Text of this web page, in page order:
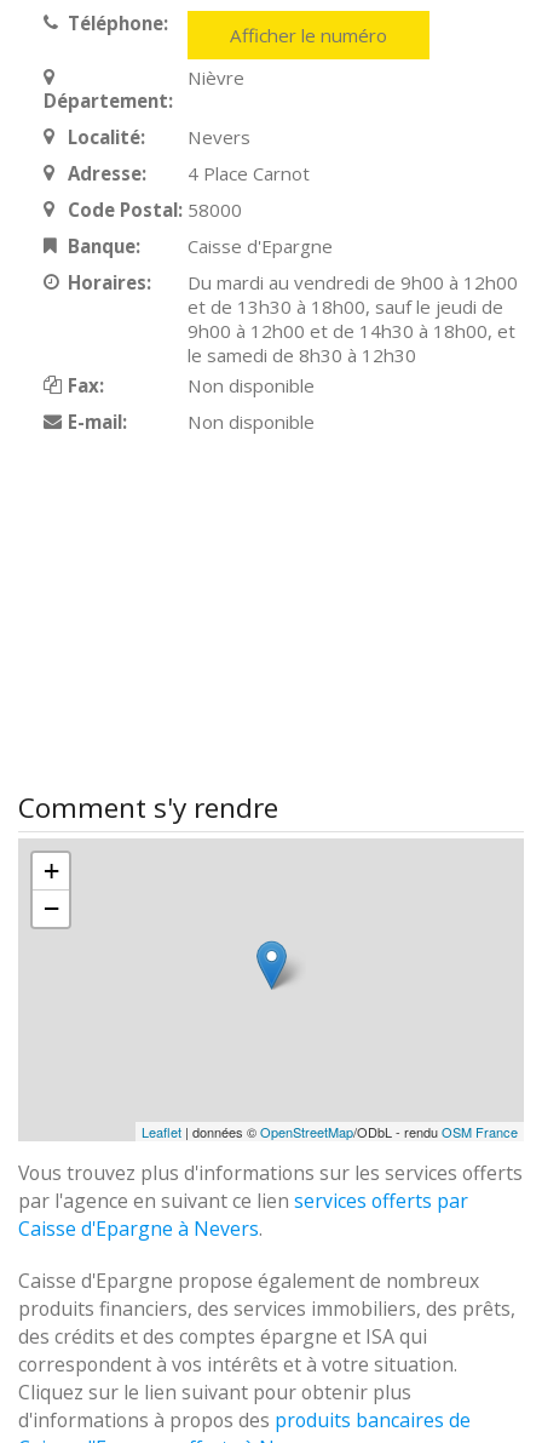
Téléphone: Afficher le numéro
Département:
Nièvre
Localité:
Nevers
Adresse:
4 Place Carnot
Code Postal: 58000
Banque:
Caisse d'Epargne
Horaires:
Du mardi au vendredi de 9h00 à 12h00
et de 13h30 à 18h00, sauf le jeudi de
9h00 à 12h00 et de 14h30 à 18h00, et
le samedi de 8h30 à 12h30
Fax:
Non disponible
E-mail:
Non disponible
Comment s'y rendre
+
−
Leaflet | données ©OpenStreetMap/ODbL - renduOSM France
Vous trouvez plus d'informations sur les services offerts
par l'agence en suivant ce lien services offerts par
Caisse d'Epargne à Nevers.
Caisse d'Epargne propose également de nombreux
produits financiers, des services immobiliers, des prêts,
des crédits et des comptes épargne et ISA qui
correspondent à vos intérêts et à votre situation.
Cliquez sur le lien suivant pour obtenir plus
d'informations à propos des produits bancaires de